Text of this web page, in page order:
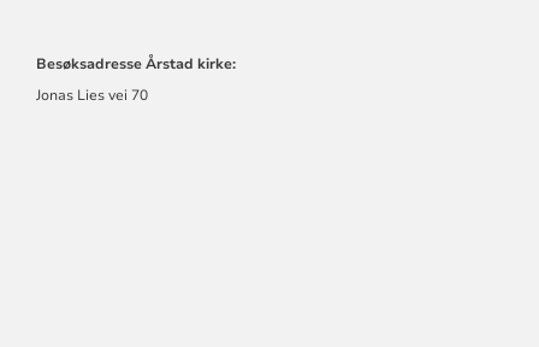
Besøksadresse Årstad kirke:
Jonas Lies vei 70